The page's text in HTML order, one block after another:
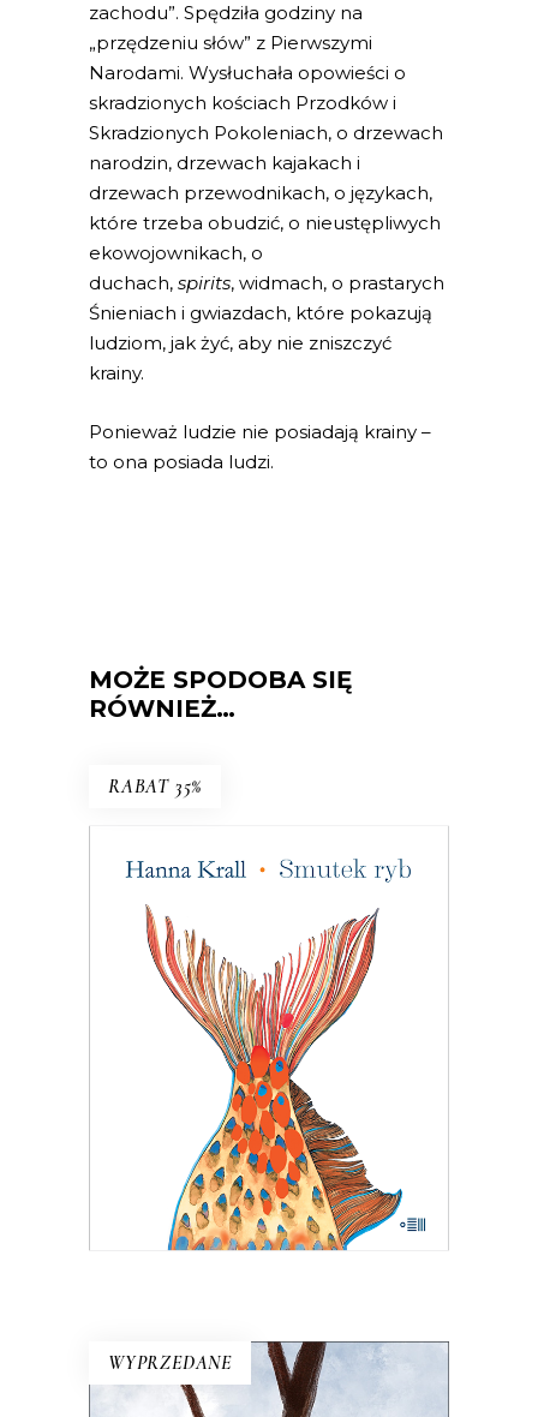
zachodu”. Spędziła godziny na
„przędzeniu słów” z Pierwszymi
Narodami. Wysłuchała opowieści o
skradzionych kościach Przodków i
Skradzionych Pokoleniach, o drzewach
narodzin, drzewach kajakach i
drzewach przewodnikach, o językach,
które trzeba obudzić, o nieustępliwych
ekowojownikach, o
duchach, spirits, widmach, o prastarych
Śnieniach i gwiazdach, które pokazują
ludziom, jak żyć, aby nie zniszczyć
krainy.
Ponieważ ludzie nie posiadają krainy –
to ona posiada ludzi.
MOŻE SPODOBA SIĘ
RÓWNIEŻ…
RABAT 35%
SMUTEK RYB
W 1983 roku pismo dla wędkarzy
postanowiło pomóc uznanej reporterce
– bezrobotnej w stanie wojennym. Tam
Hanna Krall mogła publikować bez
weryfikacji, bo w końcu trudno pisać
wywrotowe treści, pisząc o rybach. A
jednak…
37.00zł 24.05zł
KSIĄŻKA DO KOSZYKA
WYPRZEDANE